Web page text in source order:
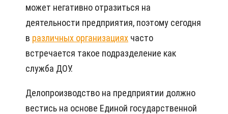
может негативно отразиться на
деятельности предприятия, поэтому сегодня
в различных организациях часто
встречается такое подразделение как
служба ДОУ.
Делопроизводство на предприятии должно
вестись на основе Единой государственной